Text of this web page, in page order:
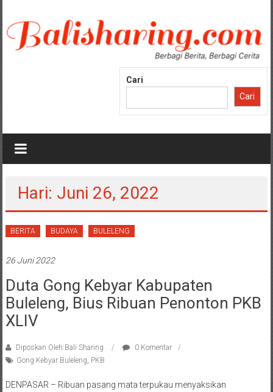
konten
Cari
Cari
Hari: Juni 26, 2022
BERITA BUDAYA BULELENG
26 Juni 2022
Duta Gong Kebyar Kabupaten
Buleleng, Bius Ribuan Penonton PKB
XLIV
Diposkan Oleh:Bali Sharing
0 Komentar
Gong Kebyar Buleleng, PKB
DENPASAR – Ribuan pasang mata terpukau menyaksikan